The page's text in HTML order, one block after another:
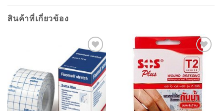
สินค้าที่เกี่ยวข้อง